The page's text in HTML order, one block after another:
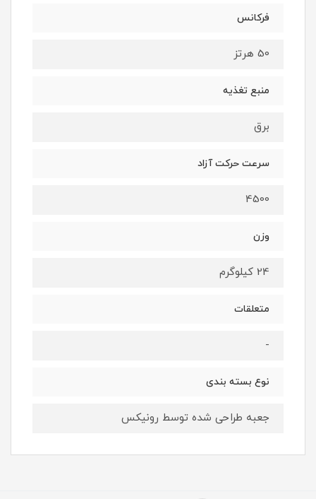
فرکانس
50 هرتز
منبع تغذیه
برق
سرعت حرکت آزاد
4500
وزن
24 کیلوگرم
متعلقات
-
نوع بسته بندی
جعبه طراحی شده توسط رونیکس